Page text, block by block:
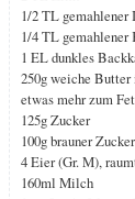
1/2 TL gemahlener
1/4 TL gemahlener
1 EL dunkles
250g weiche
etwas mehr zum
125g Zucker
100g brauner Zucker
4 Eier (Gr. M),
160ml Milch